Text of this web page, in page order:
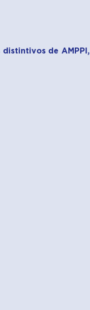
de AMPPI,